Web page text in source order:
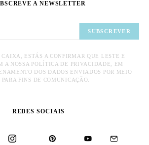
A NEWSLETTER
SUBSCREVER
CAIXA, ESTÁS A CONFIRMAR QUE LESTE E
A NOSSA POLÍTICA DE PRIVACIDADE, EM
DOS DADOS ENVIADOS POR MEIO
FINS DE COMUNICAÇÃO.
REDES SOCIAIS